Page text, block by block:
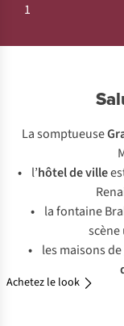
1
La somptueuse
• l’hôtel de ville
• la fontaine
scène
• les maisons
Achetez le look